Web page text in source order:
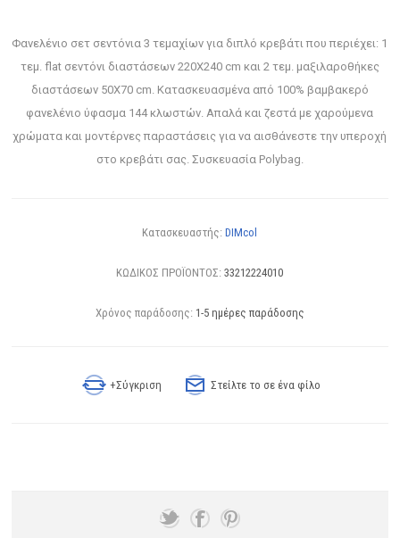
Φανελένιο σετ σεντόνια 3 τεμαχίων για διπλό κρεβάτι που περιέχει: 1
τεμ. flat σεντόνι διαστάσεων 220Χ240 cm και 2 τεμ. μαξιλαροθήκες
διαστάσεων 50Χ70 cm. Κατασκευασμένα από 100% βαμβακερό
φανελένιο ύφασμα 144 κλωστών. Απαλά και ζεστά με χαρούμενα
χρώματα και μοντέρνες παραστάσεις για να αισθάνεστε την υπεροχή
στο κρεβάτι σας. Συσκευασία Polybag.
Κατασκευαστής: DIMcol
ΚΩΔΙΚΟΣ ΠΡΟΪΟΝΤΟΣ: 33212224010
Χρόνος παράδοσης: 1-5 ημέρες παράδοσης
+Σύγκριση Στείλτε το σε ένα φίλο